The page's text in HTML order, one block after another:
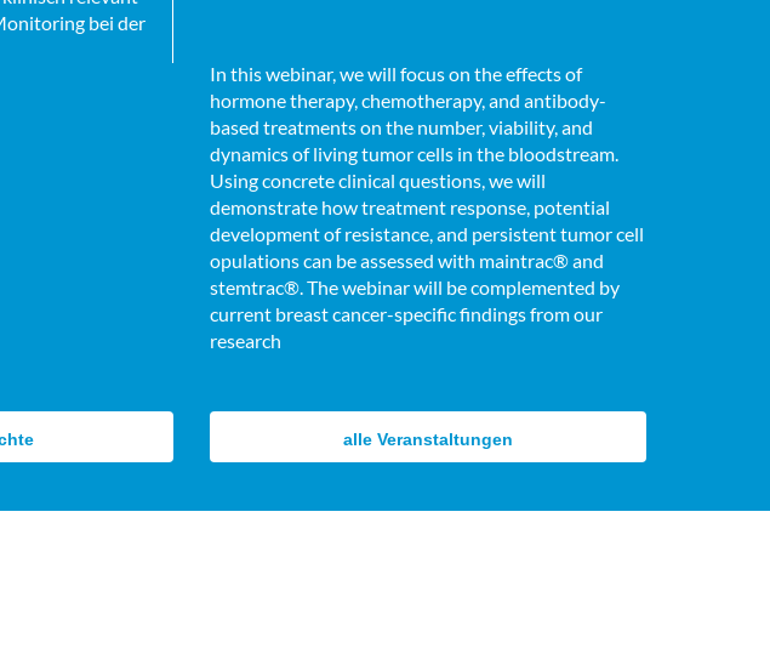
bei der
In this webinar, we will focus on the effects of
hormone therapy, chemotherapy, and antibody-
based treatments on the number, viability, and
dynamics of living tumor cells in the bloodstream.
Using concrete clinical questions, we will
demonstrate how treatment response, potential
development of resistance, and persistent tumor cell
opulations can be assessed with maintrac® and
stemtrac®. The webinar will be complemented by
current breast cancer-specific findings from our
research
alle Veranstaltungen